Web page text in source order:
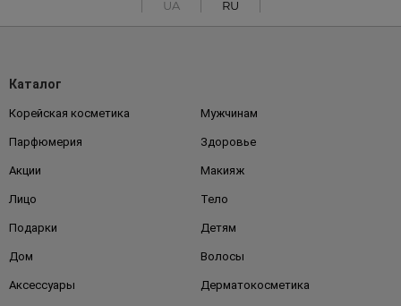
UA RU
Каталог
Корейская косметика Мужчинам
Парфюмерия Здоровье
Акции Макияж
Лицо Тело
Подарки Детям
Дом Волосы
Аксессуары Дерматокосметика